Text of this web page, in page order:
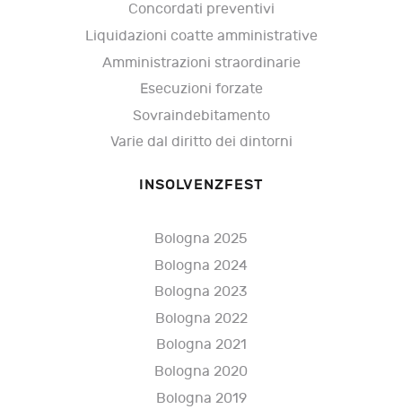
Concordati preventivi
Liquidazioni coatte amministrative
Amministrazioni straordinarie
Esecuzioni forzate
Sovraindebitamento
Varie dal diritto dei dintorni
INSOLVENZFEST
Bologna 2025
Bologna 2024
Bologna 2023
Bologna 2022
Bologna 2021
Bologna 2020
Bologna 2019